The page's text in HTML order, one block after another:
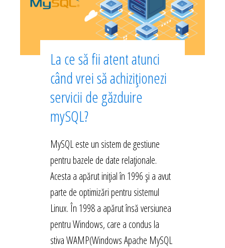
La ce să fii atent atunci
când vrei să achiziționezi
servicii de găzduire
mySQL?
MySQL este un sistem de gestiune
pentru bazele de date relaționale.
Acesta a apărut inițial în 1996 și a avut
parte de optimizări pentru sistemul
Linux. În 1998 a apărut însă versiunea
pentru Windows, care a condus la
stiva WAMP(Windows Apache MySQL